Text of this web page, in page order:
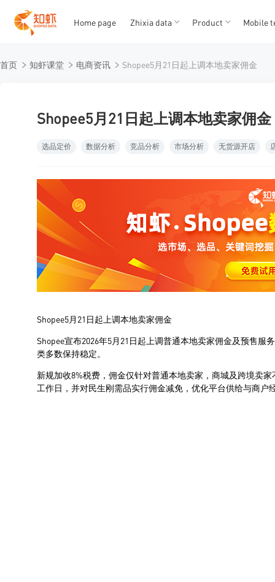
12345
Home page Zhixia data Product Mobile
首页 知虾课堂 电商资讯 Shopee5月21日起上调本地卖家佣金
Shopee5月21日起上调本地卖家佣金
选品定价 数据分析 竞品分析 市场分析 无货源开店